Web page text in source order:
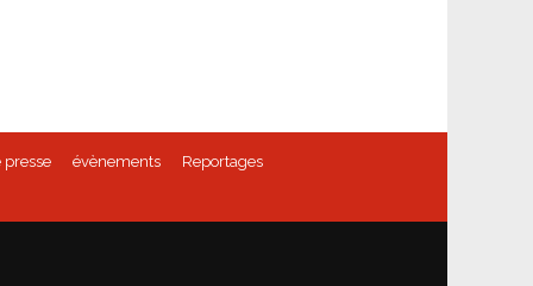
presse évènements Reportages